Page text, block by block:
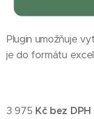
Plugin umožňuje
je do formátu
3 975 Kč bez DPH